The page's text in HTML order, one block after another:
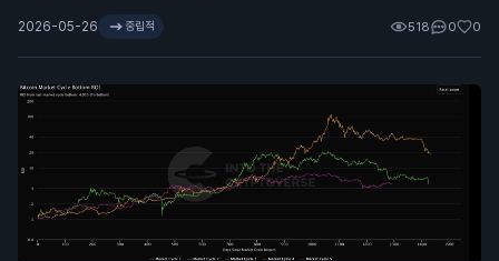
2026-05-26 중립적 518 0 0